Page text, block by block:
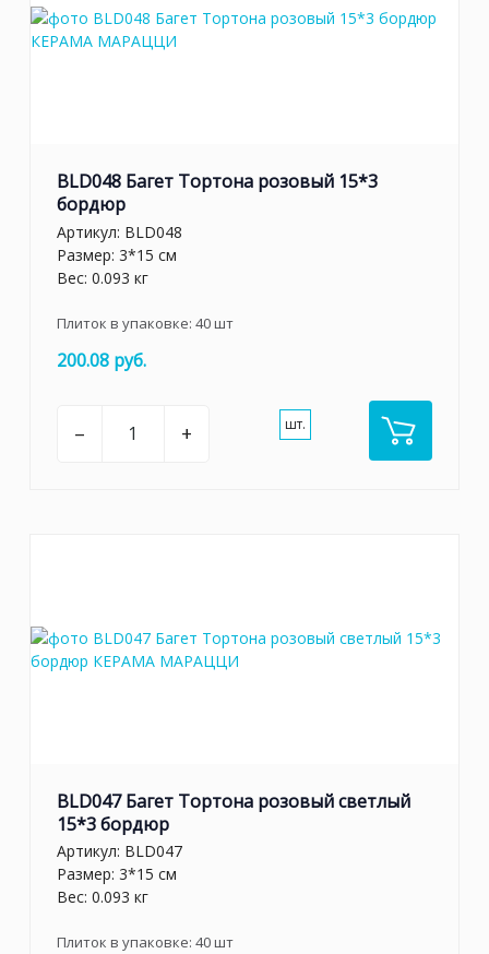
BLD048 Багет Тортона розовый 15*3
бордюр
Артикул: BLD048
Размер: 3*15 см
Вес: 0.093 кг
Плиток в упаковке: 40шт
200.08 руб.
– + шт.
BLD047 Багет Тортона розовый светлый
15*3 бордюр
Артикул: BLD047
Размер: 3*15 см
Вес: 0.093 кг
Плиток в упаковке: 40шт